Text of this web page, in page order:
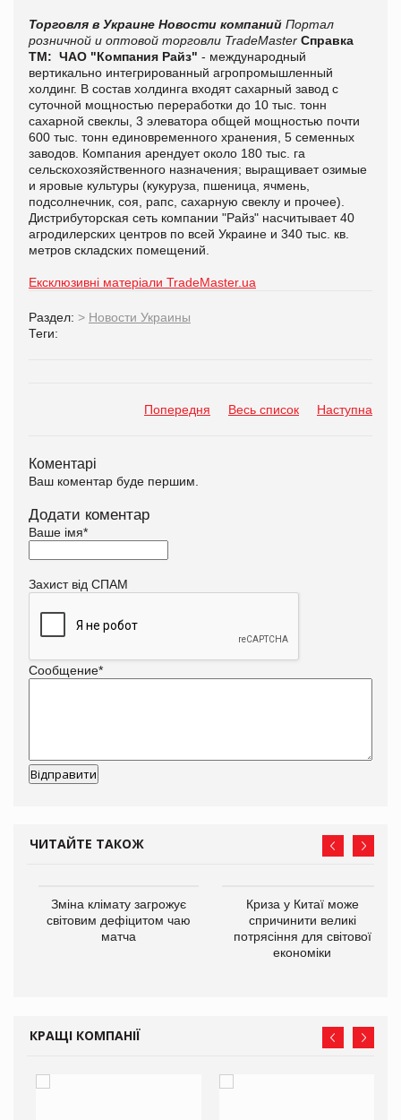
Торговля в Украине Новости компаний Портал
розничной и оптовой торговли TradeMaster Справка
ТМ: ЧАО "Компания Райз" - международный
вертикально интегрированный агропромышленный
холдинг. В состав холдинга входят сахарный завод с
суточной мощностью переработки до 10 тыс. тонн
сахарной свеклы, 3 элеватора общей мощностью почти
600 тыс. тонн единовременного хранения, 5 семенных
заводов. Компания арендует около 180 тыс. га
сельскохозяйственного назначения; выращивает озимые
и яровые культуры (кукуруза, пшеница, ячмень,
подсолнечник, соя, рапс, сахарную свеклу и прочее).
Дистрибуторская сеть компании "Райз" насчитывает 40
агродилерских центров по всей Украине и 340 тыс. кв.
метров складских помещений.
Ексклюзивні матеріали TradeMaster.ua
Раздел: > Новости Украины
Теги:
Попередня Весь список Наступна
Коментарі
Ваш коментар буде першим.
Додати коментар
Ваше імя*
Захист від СПАМ
Сообщение*
ЧИТАЙТЕ ТАКОЖ
Зміна клімату загрожує
світовим дефіцитом чаю
матча
Криза у Китаї може
спричинити великі
потрясіння для світової
економіки
КРАЩІ КОМПАНІЇ